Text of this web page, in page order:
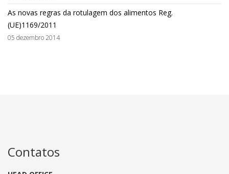
As novas regras da rotulagem dos alimentos Reg.
(UE)1169/2011
05 dezembro 2014
Contatos